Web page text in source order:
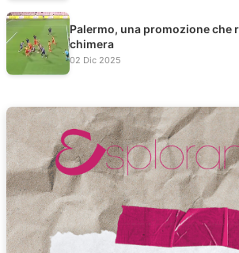
Palermo, una promozione che
chimera
02 Dic 2025